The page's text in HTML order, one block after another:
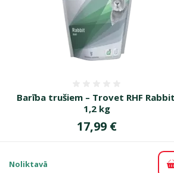
Barība trušiem – Trovet RHF
1,2 kg
Cena
17,99 €
Noliktavā